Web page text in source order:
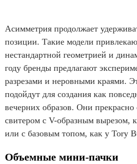
Асимметрия продолжает
позиции. Такие модели
нестандартной геометрией и
году бренды предлагают
разрезами и неровными краями.
подойдут для создания как
вечерних образов. Они прекрасно
свитером с V-образным вырезом,
или с базовым топом, как у Tory
Объемные мини-пачки